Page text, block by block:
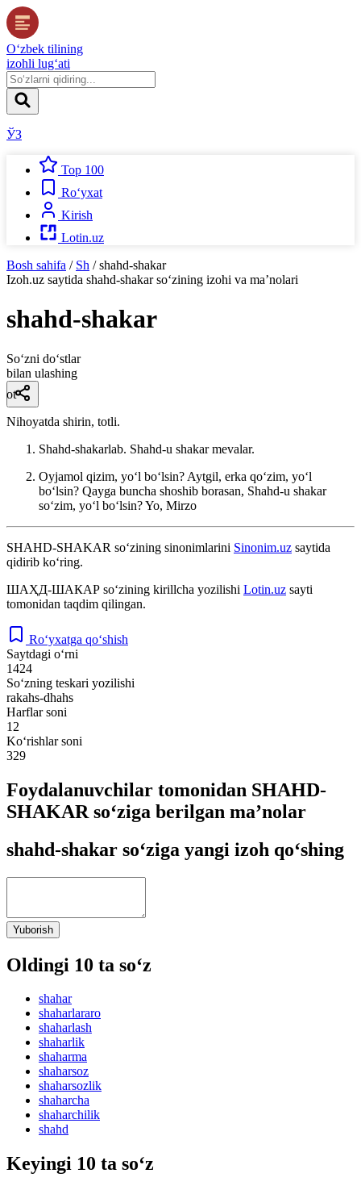
O‘zbek tilining
izohli lug‘ati
ЎЗ
Top 100
Ro‘yxat
Kirish
Lotin.uz
Bosh sahifa / Sh / shahd-shakar
Izoh.uz saytida shahd-shakarso‘zining izohi va ma’nolari
shahd-shakar
So‘zni do‘stlar
bilan ulashing
ot
Nihoyatda shirin, totli.
Shahd-shakarlab. Shahd-u shakar mevalar.
Oyjamol qizim, yoʻl boʻlsin? Aytgil, erka qoʻzim, yoʻl
boʻlsin? Qayga buncha shoshib borasan, Shahd-u shakar
soʻzim, yoʻl boʻlsin?Yo, Mirzo
SHAHD-SHAKAR so‘zining sinonimlarini Sinonim.uz saytida
qidirib ko‘ring.
ШАҲД-ШАКАР so‘zining kirillcha yozilishi Lotin.uz sayti
tomonidan taqdim qilingan.
Ro‘yxatga qo‘shish
Saytdagi o‘rni
1424
So‘zning teskari yozilishi
rakahs-dhahs
Harflar soni
12
Ko‘rishlar soni
329
Foydalanuvchilar tomonidan SHAHD-
SHAKAR so‘ziga berilgan ma’nolar
shahd-shakar so‘ziga yangi izoh qo‘shing
Yuborish
Oldingi 10 ta so‘z
shahar
shaharlararo
shaharlash
shaharlik
shaharma
shaharsoz
shaharsozlik
shaharcha
shaharchilik
shahd
Keyingi 10 ta so‘z